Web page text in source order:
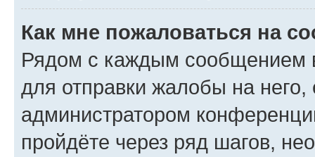
Как мне пожаловаться на
Рядом с каждым сообщением
для отправки жалобы на
администратором
пройдёте через ряд шагов,